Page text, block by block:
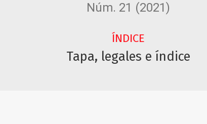
Núm. 21 (2021)
ÍNDICE
Tapa, legales e índice